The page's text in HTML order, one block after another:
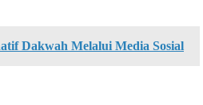
Dakwah Melalui Media Sosial